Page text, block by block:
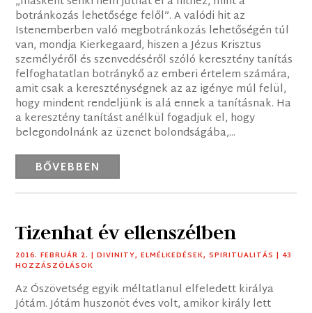
botránkozás lehetősége felől”. A valódi hit az
Istenemberben való megbotránkozás lehetőségén túl
van, mondja Kierkegaard, hiszen a Jézus Krisztus
személyéről és szenvedéséről szóló keresztény tanítás
felfoghatatlan botránykő az emberi értelem számára,
amit csak a kereszténységnek az az igénye múl felül,
hogy mindent rendeljünk is alá ennek a tanításnak. Ha
a keresztény tanítást anélkül fogadjuk el, hogy
belegondolnánk az üzenet bolondságába,...
BŐVEBBEN
Tizenhat év ellenszélben
2016. FEBRUÁR 2. |DIVINITY,ELMÉLKEDÉSEK,SPIRITUALITÁS | 43
HOZZÁSZÓLÁSOK
Az Ószövetség egyik méltatlanul elfeledett királya
Jótám. Jótám huszonöt éves volt, amikor király lett